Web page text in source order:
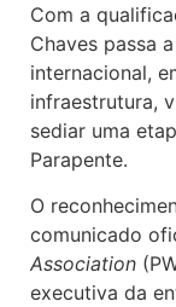
Com a
Chaves passa
internacional,
infraestrutura,
sediar uma
Parapente.
O
comunicado
Association
executiva da